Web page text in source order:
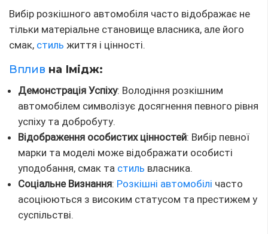
Вибір розкішного автомобіля часто відображає не
тільки матеріальне становище власника, але його
смак, стиль життя і цінності.
Вплив на Імідж:
Демонстрація Успіху: Володіння розкішним
автомобілем символізує досягнення певного рівня
успіху та добробуту.
Відображення особистих цінностей: Вибір певної
марки та моделі може відображати особисті
уподобання, смак та стиль власника.
Соціальне Визнання: Розкішні автомобілі часто
асоціюються з високим статусом та престижем у
суспільстві.